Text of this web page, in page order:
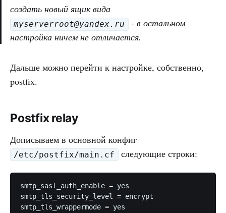
создать новый ящик вида
myserverroot@yandex.ru
- в остальном
настройка ничем не отличается.
Дальше можно перейти к настройке, собственно,
postfix.
Postfix relay
Дописываем в основной конфиг
/etc/postfix/main.cf следующие строки:
smtp_sasl_auth_enable = yes
smtp_tls_security_level = encrypt
smtp_tls_wrappermode = yes